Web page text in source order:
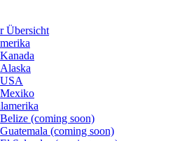
Übersicht
Kanada
Alaska
USA
Mexiko
Belize (coming soon)
Guatemala (coming soon)